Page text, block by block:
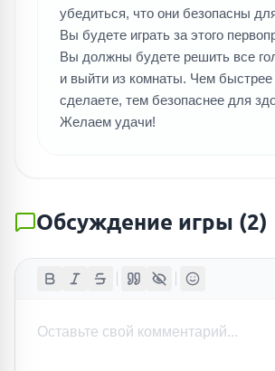
убедиться, что они безопасны
Вы будете играть за этого
Вы должны будете решить все
и выйти из комнаты. Чем
сделаете, тем безопаснее для
Желаем удачи!
Обсуждение игры (2)